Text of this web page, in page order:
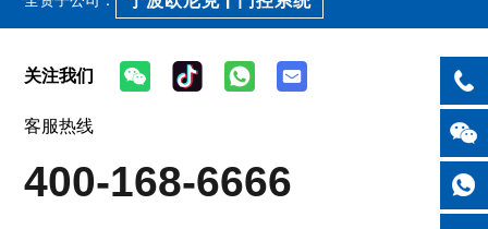
关注我们
客服热线
400-168-6666